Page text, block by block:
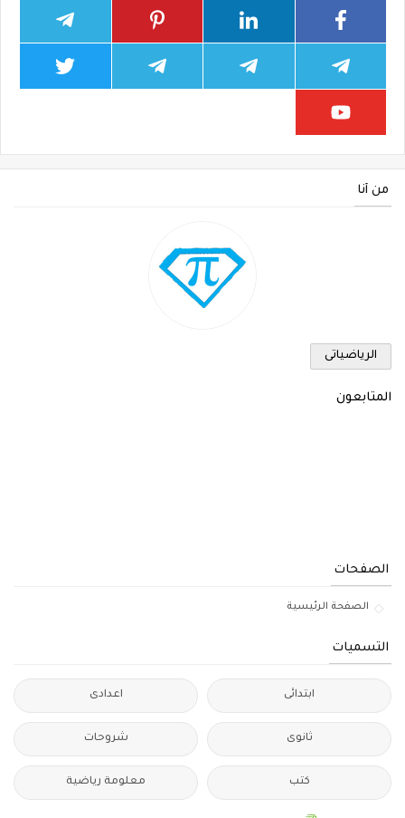
من أنا
الرياضياتى
المتابعون
الصفحات
الصفحة الرئيسية
التسميات
ابتدائى اعدادى
ثانوى شروحات
كتب معلومة رياضية